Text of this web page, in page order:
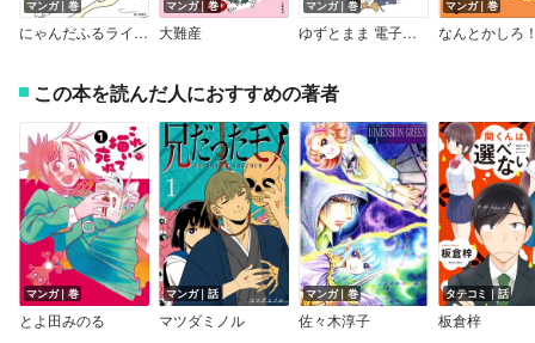
マンガ｜巻
にゃんだふるライフ ～うちの老猫が教えてくれたこと～【電子特別版】
マンガ｜巻
大難産
マンガ｜巻
ゆずとまま 電子新装版
マンガ｜巻
なんとかしろ
この本を読んだ人におすすめの著者
マンガ｜巻
とよ田みのる
マンガ｜話
マツダミノル
マンガ｜巻
佐々木淳子
タテコミ｜話
板倉梓